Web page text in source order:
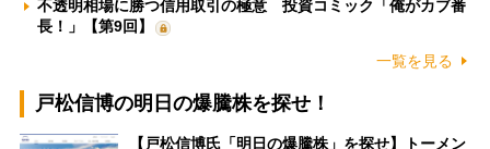
不透明相場に勝つ信用取引の極意 投資コミック「俺がカブ番
長！」【第9回】
一覧を見る
戸松信博の明日の爆騰株を探せ！
【戸松信博氏「明日の爆騰株」を探せ】トーメン